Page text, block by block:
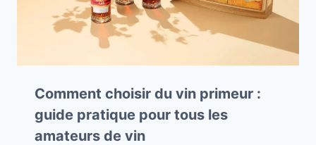
Comment choisir du vin primeur :
guide pratique pour tous les
amateurs de vin